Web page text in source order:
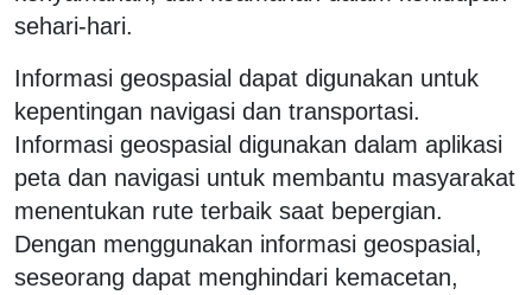
sehari-hari.
Informasi geospasial dapat digunakan untuk
kepentingan navigasi dan transportasi.
Informasi geospasial digunakan dalam aplikasi
peta dan navigasi untuk membantu masyarakat
menentukan rute terbaik saat bepergian.
Dengan menggunakan informasi geospasial,
seseorang dapat menghindari kemacetan,